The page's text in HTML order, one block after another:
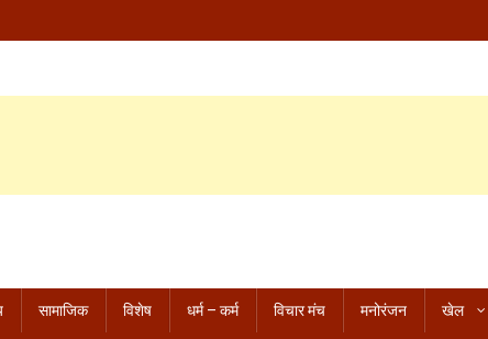
सामाजिक विशेष धर्म – कर्म विचार मंच मनोरंजन खेल